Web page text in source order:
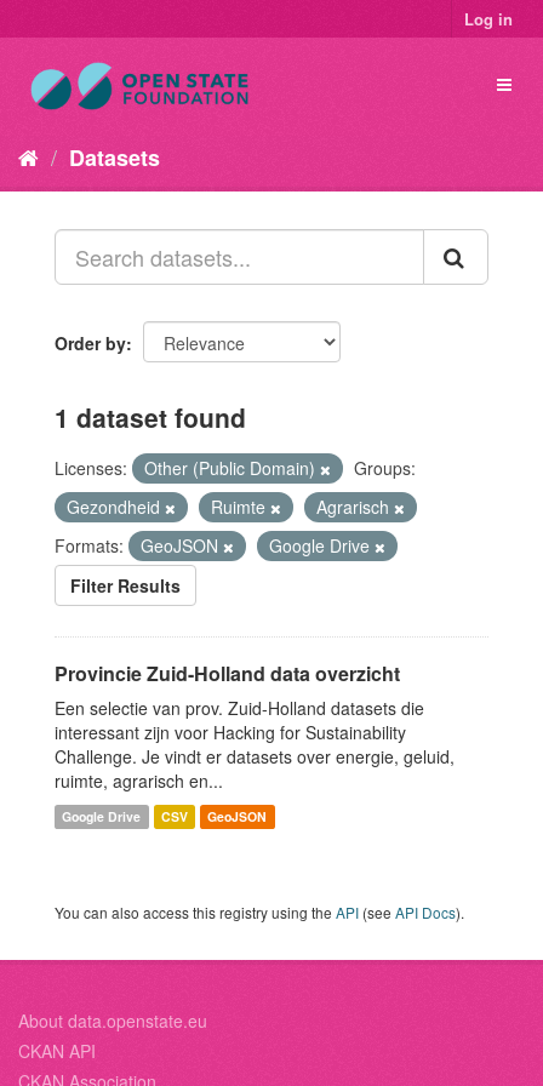
Log in
Datasets
Order by
1 dataset found
Licenses: Other (Public Domain)
Groups:
Gezondheid
Ruimte
Agrarisch
Formats:
GeoJSON
Google Drive
Filter Results
Provincie Zuid-Holland data overzicht
Een selectie van prov. Zuid-Holland datasets die
interessant zijn voor Hacking for Sustainability
Challenge. Je vindt er datasets over energie, geluid,
ruimte, agrarisch en...
Google Drive CSV GeoJSON
You can also access this registry using the API (see API Docs).
About data.openstate.eu
CKAN API
CKAN Association